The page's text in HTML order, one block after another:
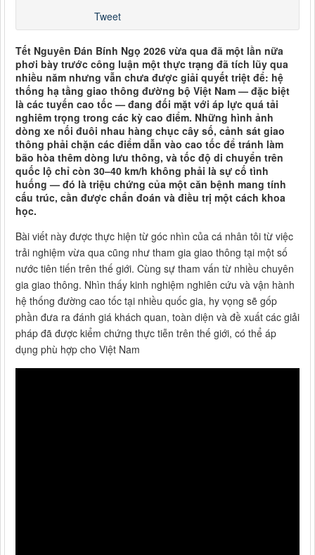
Tweet
Tết Nguyên Đán Bính Ngọ 2026 vừa qua đã một lần nữa
phơi bày trước công luận một thực trạng đã tích lũy qua
nhiều năm nhưng vẫn chưa được giải quyết triệt để: hệ
thống hạ tầng giao thông đường bộ Việt Nam — đặc biệt
là các tuyến cao tốc — đang đối mặt với áp lực quá tải
nghiêm trọng trong các kỳ cao điểm. Những hình ảnh
dòng xe nối đuôi nhau hàng chục cây số, cảnh sát giao
thông phải chặn các điểm dẫn vào cao tốc để tránh làm
bão hòa thêm dòng lưu thông, và tốc độ di chuyển trên
quốc lộ chỉ còn 30–40 km/h không phải là sự cố tình
huống — đó là triệu chứng của một căn bệnh mang tính
cấu trúc, cần được chẩn đoán và điều trị một cách khoa
học.
Bài viết này được thực hiện từ góc nhìn của cá nhân tôi từ việc
trải nghiệm vừa qua cũng như tham gia giao thông tại một số
nước tiên tiến trên thế giới. Cùng sự tham vấn từ nhiều chuyên
gia giao thông. Nhìn thấy kinh nghiệm nghiên cứu và vận hành
hệ thống đường cao tốc tại nhiều quốc gia, hy vọng sẽ gốp
phần đưa ra đánh giá khách quan, toàn diện và đề xuất các giải
pháp đã được kiểm chứng thực tiễn trên thế giới, có thể áp
dụng phù hợp cho Việt Nam